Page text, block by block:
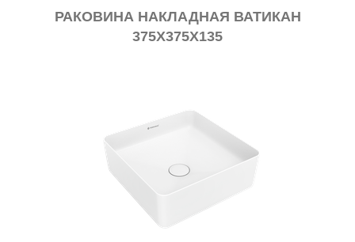
РАКОВИНА НАКЛАДНАЯ ВАТИКАН
375Х375Х135